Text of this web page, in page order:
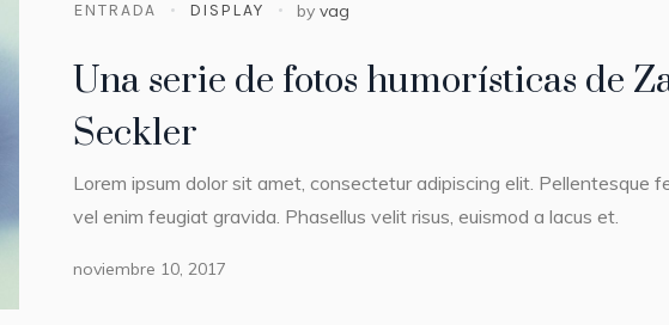
ENTRADA DISPLAY by vag
Una serie de fotos humorísticas de
Seckler
Lorem ipsum dolor sit amet, consectetur adipiscing elit. Pellentesque
vel enim feugiat gravida. Phasellus velit risus, euismod a lacus et.
noviembre 10, 2017